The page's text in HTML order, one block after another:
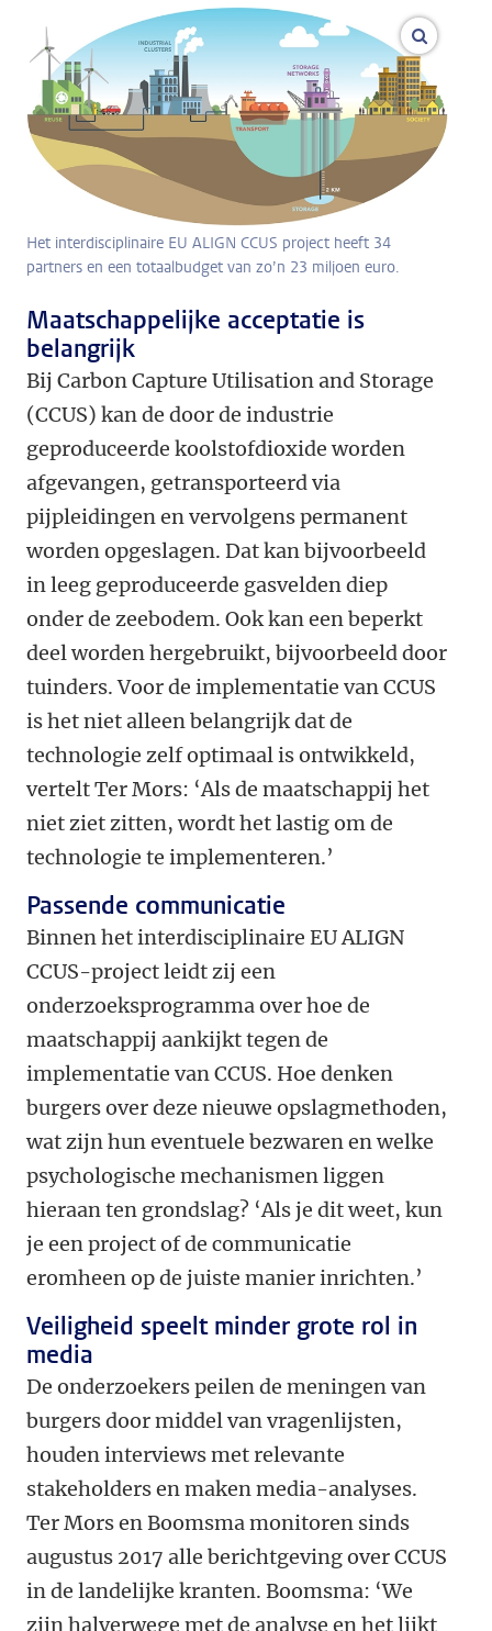
Het interdisciplinaire EU ALIGN CCUS project heeft 34
partners en een totaalbudget van zo’n 23 miljoen euro.
Maatschappelijke acceptatie is
belangrijk
Bij Carbon Capture Utilisation and Storage
(CCUS) kan de door de industrie
geproduceerde koolstofdioxide worden
afgevangen, getransporteerd via
pijpleidingen en vervolgens permanent
worden opgeslagen. Dat kan bijvoorbeeld
in leeg geproduceerde gasvelden diep
onder de zeebodem. Ook kan een beperkt
deel worden hergebruikt, bijvoorbeeld door
tuinders. Voor de implementatie van CCUS
is het niet alleen belangrijk dat de
technologie zelf optimaal is ontwikkeld,
vertelt Ter Mors: ‘Als de maatschappij het
niet ziet zitten, wordt het lastig om de
technologie te implementeren.’
Passende communicatie
Binnen het interdisciplinaire EU ALIGN
CCUS-project leidt zij een
onderzoeksprogramma over hoe de
maatschappij aankijkt tegen de
implementatie van CCUS. Hoe denken
burgers over deze nieuwe opslagmethoden,
wat zijn hun eventuele bezwaren en welke
psychologische mechanismen liggen
hieraan ten grondslag? ‘Als je dit weet, kun
je een project of de communicatie
eromheen op de juiste manier inrichten.’
Veiligheid speelt minder grote rol in
media
De onderzoekers peilen de meningen van
burgers door middel van vragenlijsten,
houden interviews met relevante
stakeholders en maken media-analyses.
Ter Mors en Boomsma monitoren sinds
augustus 2017 alle berichtgeving over CCUS
in de landelijke kranten. Boomsma: ‘We
zijn halverwege met de analyse en het lijkt